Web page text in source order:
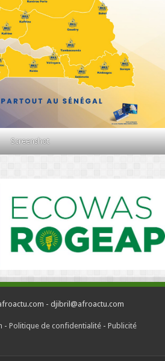
Screenshot
- djibril@afroactu.com
- Politique de confidentialité- Publicité